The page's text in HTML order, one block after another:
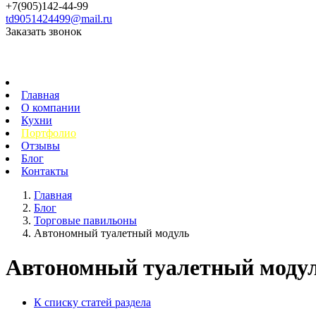
+7(905)142-44-99
td9051424499@mail.ru
Заказать звонок
Главная
О компании
Кухни
Портфолио
Отзывы
Блог
Контакты
Главная
Блог
Торговые павильоны
Автономный туалетный модуль
Автономный туалетный
К списку статей раздела